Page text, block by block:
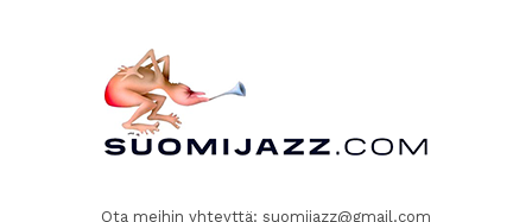
Ota meihin yhteyttä: suomijazz@gmail.com